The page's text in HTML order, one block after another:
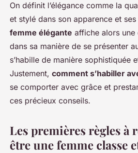
On définit l’élégance comme la
et stylé dans son apparence et
femme élégante affiche alors une
dans sa manière de se présenter
s’habille de manière sophistiquée
Justement, comment s’habiller
se comporter avec grâce et
ces précieux conseils.
Les premières règles à
être une femme classe